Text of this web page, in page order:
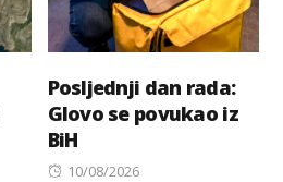
Posljednji dan rada:
Glovo se povukao iz
BiH
Posted
10/08/2026